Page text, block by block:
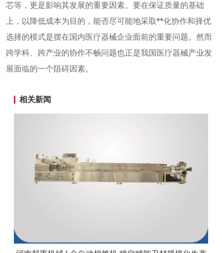
芯等，更是影响其发展的重要因素。要在保证质量的基础
上，以降低成本为目的，能否尽可能地采取**化协作和择优
选择的模式是摆在国内医疗器械企业面前的重要问题。然而
跨学科、跨产业的协作不畅问题也正是我国医疗器械产业发
展面临的一个阻碍因素。
相关新闻